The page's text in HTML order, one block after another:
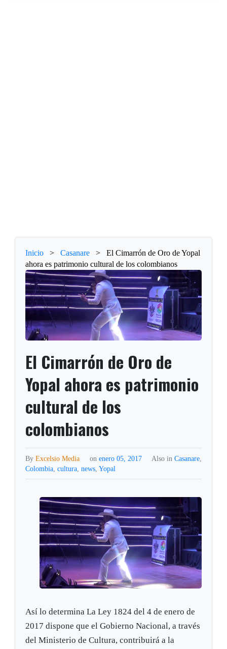
Inicio > Casanare >
El Cimarrón de Oro de Yopal
ahora es patrimonio cultural de los colombianos
El Cimarrón de Oro de
Yopal ahora es patrimonio
cultural de los
colombianos
ByExcelsio Media on enero 05, 2017 Also in Casanare,
Colombia,cultura,news,Yopal
Así lo determina La Ley 1824 del 4 de enero de
2017 dispone que el Gobierno Nacional, a través
del Ministerio de Cultura, contribuirá a la